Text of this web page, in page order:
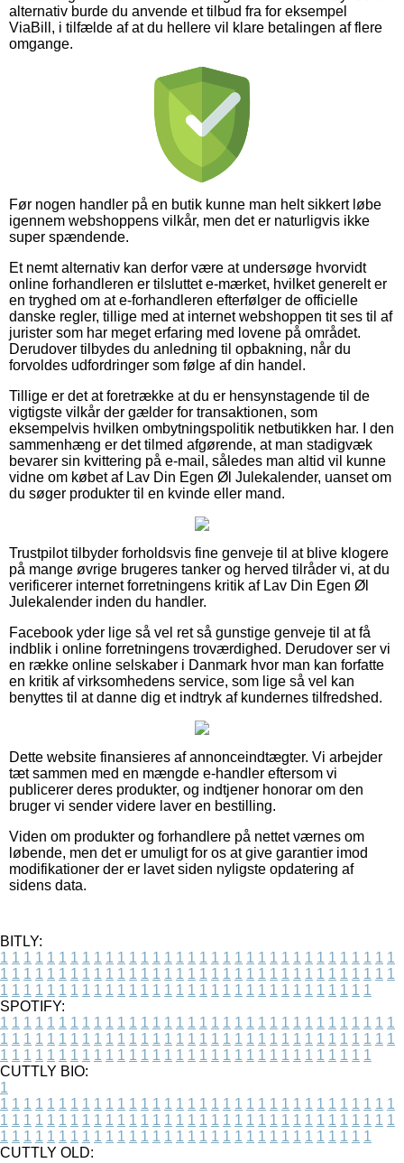
alternativ burde du anvende et tilbud fra for eksempel
ViaBill, i tilfælde af at du hellere vil klare betalingen af flere
omgange.
Før nogen handler på en butik kunne man helt sikkert løbe
igennem webshoppens vilkår, men det er naturligvis ikke
super spændende.
Et nemt alternativ kan derfor være at undersøge hvorvidt
online forhandleren er tilsluttet e-mærket, hvilket generelt er
en tryghed om at e-forhandleren efterfølger de officielle
danske regler, tillige med at internet webshoppen tit ses til af
jurister som har meget erfaring med lovene på området.
Derudover tilbydes du anledning til opbakning, når du
forvoldes udfordringer som følge af din handel.
Tillige er det at foretrække at du er hensynstagende til de
vigtigste vilkår der gælder for transaktionen, som
eksempelvis hvilken ombytningspolitik netbutikken har. I den
sammenhæng er det tilmed afgørende, at man stadigvæk
bevarer sin kvittering på e-mail, således man altid vil kunne
vidne om købet af Lav Din Egen Øl Julekalender, uanset om
du søger produkter til en kvinde eller mand.
Trustpilot tilbyder forholdsvis fine genveje til at blive klogere
på mange øvrige brugeres tanker og herved tilråder vi, at du
verificerer internet forretningens kritik af Lav Din Egen Øl
Julekalender inden du handler.
Facebook yder lige så vel ret så gunstige genveje til at få
indblik i online forretningens troværdighed. Derudover ser vi
en række online selskaber i Danmark hvor man kan forfatte
en kritik af virksomhedens service, som lige så vel kan
benyttes til at danne dig et indtryk af kundernes tilfredshed.
Dette website finansieres af annonceindtægter. Vi arbejder
tæt sammen med en mængde e-handler eftersom vi
publicerer deres produkter, og indtjener honorar om den
bruger vi sender videre laver en bestilling.
Viden om produkter og forhandlere på nettet værnes om
løbende, men det er umuligt for os at give garantier imod
modifikationer der er lavet siden nyligste opdatering af
sidens data.
BITLY:
1 1 1 1 1 1 1 1 1 1 1 1 1 1 1 1 1 1 1 1 1 1 1 1 1 1 1 1 1 1 1 1 1 1
1 1 1 1 1 1 1 1 1 1 1 1 1 1 1 1 1 1 1 1 1 1 1 1 1 1 1 1 1 1 1 1 1 1
1 1 1 1 1 1 1 1 1 1 1 1 1 1 1 1 1 1 1 1 1 1 1 1 1 1 1 1 1 1 1 1
SPOTIFY:
1 1 1 1 1 1 1 1 1 1 1 1 1 1 1 1 1 1 1 1 1 1 1 1 1 1 1 1 1 1 1 1 1 1
1 1 1 1 1 1 1 1 1 1 1 1 1 1 1 1 1 1 1 1 1 1 1 1 1 1 1 1 1 1 1 1 1 1
1 1 1 1 1 1 1 1 1 1 1 1 1 1 1 1 1 1 1 1 1 1 1 1 1 1 1 1 1 1 1 1
CUTTLY BIO:
1
1 1 1 1 1 1 1 1 1 1 1 1 1 1 1 1 1 1 1 1 1 1 1 1 1 1 1 1 1 1 1 1 1 1
1 1 1 1 1 1 1 1 1 1 1 1 1 1 1 1 1 1 1 1 1 1 1 1 1 1 1 1 1 1 1 1 1 1
1 1 1 1 1 1 1 1 1 1 1 1 1 1 1 1 1 1 1 1 1 1 1 1 1 1 1 1 1 1 1 1
CUTTLY OLD: